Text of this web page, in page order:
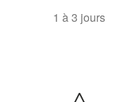
1 à 3 jours